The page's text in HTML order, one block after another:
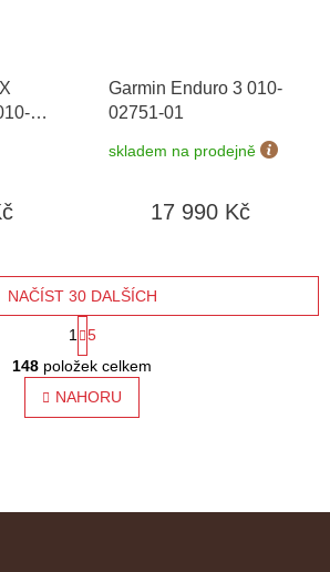
Garmin Enduro 3 010-
02751-01
skladem na prodejně
17 990 Kč
O
v
l
á
NAČÍST 30 DALŠÍCH
S
t
r
k
1
5
148 položek celkem
NAHORU